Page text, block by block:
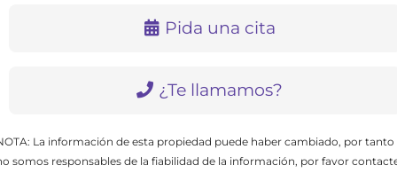
Pida una cita
¿Te llamamos?
La información de esta propiedad puede haber cambiado, por tanto
somos responsables de la fiabilidad de la información, por favor